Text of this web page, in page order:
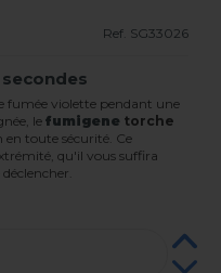
Ref. SG33026
fumée violette pendant une
le fumigene torche
toute sécurité. Ce
qu'il vous suffira